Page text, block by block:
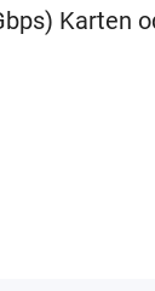
Karten